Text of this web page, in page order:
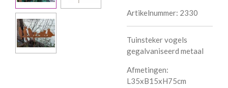
Artikelnummer: 2330
Tuinsteker vogels
gegalvaniseerd metaal
Afmetingen:
L35xB15xH75cm